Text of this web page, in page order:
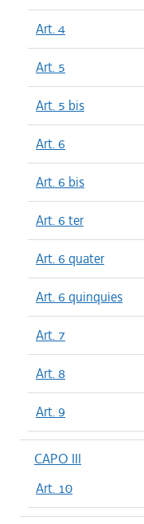
Art. 4
Art. 5
Art. 5 bis
Art. 6
Art. 6 bis
Art. 6 ter
Art. 6 quater
Art. 6 quinquies
Art. 7
Art. 8
Art. 9
CAPO III
Art. 10